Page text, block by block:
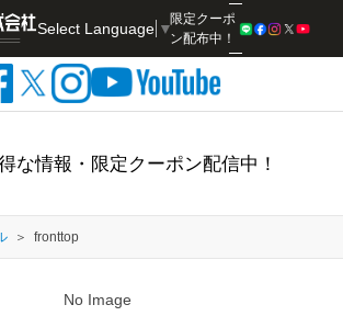
Select Language ▼
限定クーポ
ン配布中！
な情報・限定クーポン配信中！
fronttop
No Image